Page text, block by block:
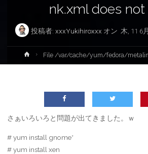
nk.xml does not
投稿者: xxxYukihiroxxx オン 木, 11 6
ホ
ー
File /var/cache/yum/fedora/
さぁいろいろと問題が出てきました。ｗ
# yum install gnome*
# yum install xen